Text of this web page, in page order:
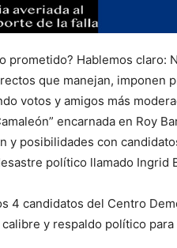
prometido? Hablemos claro:
que manejan, imponen
votos y amigos más
encarnada en Roy
y posibilidades con
político llamado Ingrid
4 candidatos del Centro
y respaldo político